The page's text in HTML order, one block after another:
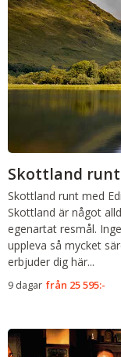
Skottland runt
Skottland runt med
Skottland är något
egenartat resmål.
uppleva så mycket
erbjuder dig här...
9 dagar från 25 595:-